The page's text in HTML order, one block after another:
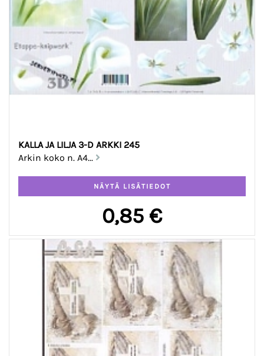
KALLA JA LILJA 3-D ARKKI 245
Arkin koko n. A4...
0,85 €